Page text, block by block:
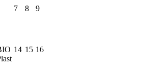
7 8 9
14 15 16